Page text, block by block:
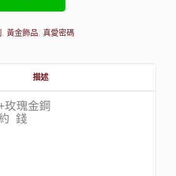
, 黃金飾品, 真愛密碼
描述
瑰金鋼
錢